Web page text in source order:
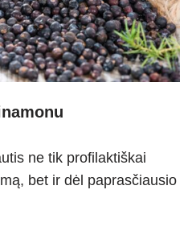
ne tik profilaktiškai
bet ir dėl paprasčiausio